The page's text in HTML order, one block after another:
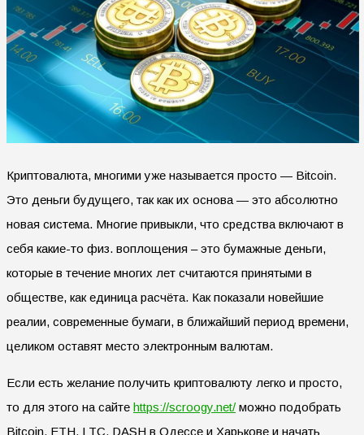
Криптовалюта, многими уже называется просто — Bitcoin.
Это деньги будущего, так как их основа — это абсолютно
новая система. Многие привыкли, что средства включают в
себя какие-то физ. воплощения – это бумажные деньги,
которые в течение многих лет считаются принятыми в
обществе, как единица расчёта. Как показали новейшие
реалии, современные бумаги, в ближайший период времени,
целиком оставят место электронным валютам.
Если есть желание получить криптовалюту легко и просто,
то для этого на сайте https://scroogy.net/ можно подобрать
Bitcoin, ETH, LTC, DASH в Одессе и Харькове и начать